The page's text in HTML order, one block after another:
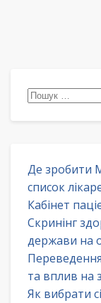
Пошук:
Де зробити
список
Кабінет
Скринінг
держави на
та вплив на
Як вибрати